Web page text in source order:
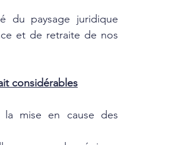
du paysage juridique
et de retraite de nos
considérables
la mise en cause des